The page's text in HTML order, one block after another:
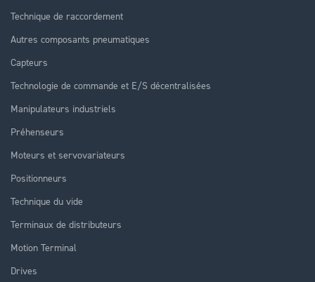
Technique de raccordement
Autres composants pneumatiques
Capteurs
Technologie de commande et E/S décentralisées
Manipulateurs industriels
Préhenseurs
Moteurs et servovariateurs
Positionneurs
Technique du vide
Terminaux de distributeurs
Motion Terminal
Drives